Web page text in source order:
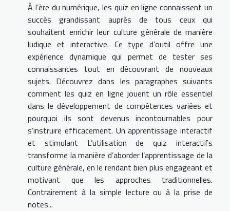
À l’ère du numérique, les quiz en ligne connaissent un
succès grandissant auprès de tous ceux qui
souhaitent enrichir leur culture générale de manière
ludique et interactive. Ce type d’outil offre une
expérience dynamique qui permet de tester ses
connaissances tout en découvrant de nouveaux
sujets. Découvrez dans les paragraphes suivants
comment les quiz en ligne jouent un rôle essentiel
dans le développement de compétences variées et
pourquoi ils sont devenus incontournables pour
s’instruire efficacement. Un apprentissage interactif
et stimulant L’utilisation de quiz interactifs
transforme la manière d’aborder l’apprentissage de la
culture générale, en le rendant bien plus engageant et
motivant que les approches traditionnelles.
Contrairement à la simple lecture ou à la prise de
notes...